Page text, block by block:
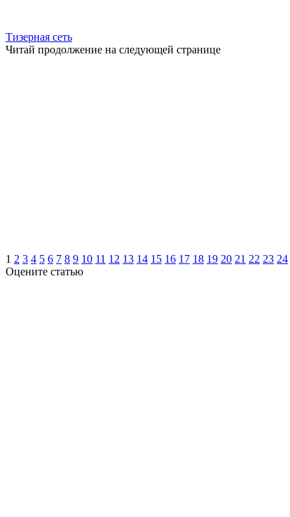
Тизерная сеть
Читай продолжение на следующей странице
1 2 3 4 5 6 7 8 9 10 11 12 13 14 15 16 17 18 19 20 21 22 23 24
Оцените статью